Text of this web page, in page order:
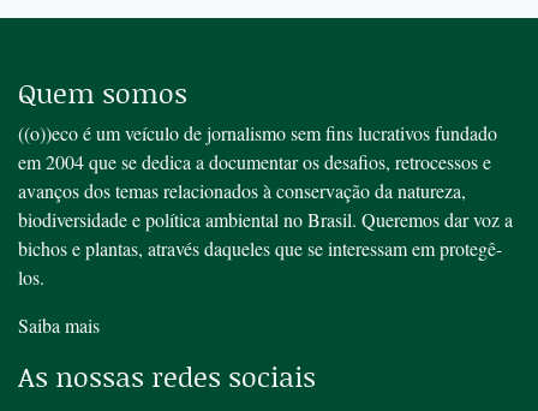
Quem somos
((o))eco é um veículo de jornalismo sem fins lucrativos fundado
em 2004 que se dedica a documentar os desafios, retrocessos e
avanços dos temas relacionados à conservação da natureza,
biodiversidade e política ambiental no Brasil. Queremos dar voz a
bichos e plantas, através daqueles que se interessam em protegê-
los.
Saiba mais
As nossas redes sociais